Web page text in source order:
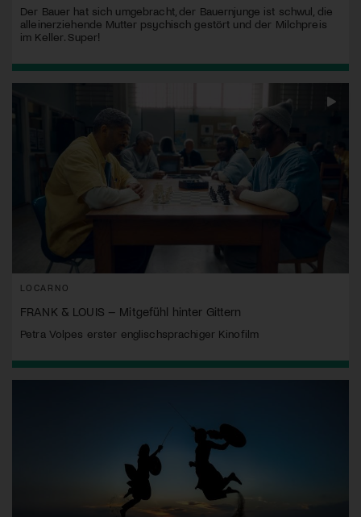
Der Bauer hat sich umgebracht, der Bauernjunge ist schwul, die
alleinerziehende Mutter psychisch gestört und der Milchpreis
im Keller. Super!
LOCARNO
FRANK & LOUIS – Mitgefühl hinter Gittern
Petra Volpes erster englischsprachiger Kinofilm